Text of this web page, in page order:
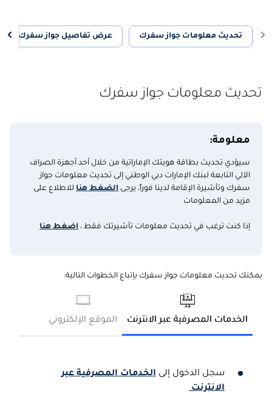
تحديث معلومات جواز سفرك عرض تفاصيل جواز سفرك معنا
تحديث معلومات جواز سفرك
معلومة:
سيؤدي تحديث بطاقة هويتك الإماراتية من خلال أحد أجهزة الصراف
الآلي التابعة لبنك الإمارات دبي الوطني إلى تحديث معلومات جواز
سفرك وتأشيرة الإقامة لدينا فوراً، يرجى الضغط هنا للاطلاع على
مزيد من المعلومات
إذا كنت ترغب في تحديث معلومات تأشيرتك فقط ، اضغط هنا
يمكنك تحديث معلومات جواز سفرك بإتباع الخطوات التالية:
الخدمات المصرفية عبر الانترنت الموقع الإلكتروني
سجل الدخول إلى الخدمات المصرفية عبر
الانترنت